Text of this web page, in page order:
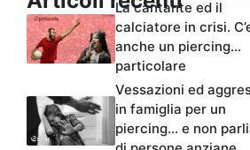
La cantante ed il
calciatore in crisi.
anche un piercing…
particolare
Vessazioni ed
in famiglia per un
piercing… e non